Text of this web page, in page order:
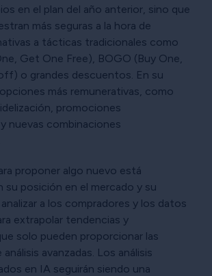
en el plan del año anterior, sino que
más seguras a la hora de
a tácticas tradicionales como
Get One Free), BOGO (Buy One,
o grandes descuentos. En su
más remunerativas, como
promociones
nuevas combinaciones
proponer algo nuevo está
su posición en el mercado y su
a los compradores y los datos
extrapolar tendencias y
solo pueden proporcionar las
avanzadas. Los análisis
en IA seguirán siendo una